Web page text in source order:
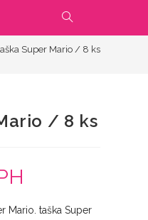
PŘEPNOUT
VYHLEDÁVÁNÍ
WEBU
Super Mario / 8 ks
/ 8 ks
Mario. taška Super